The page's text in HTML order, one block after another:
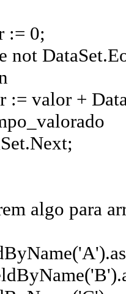
:= 0;
not
:= valor +
algo para